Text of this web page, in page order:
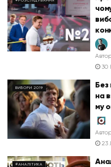
30
ВИБОРИ 2019
Без
на
му
23
#АНАЛІТИКА